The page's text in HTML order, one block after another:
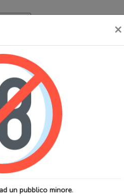
( mangaworldadult.net ); invece,
tra i due siti, quindi non
×
un pubblico minore.
Rewind, Collapse and See You
지고다시봐요, Incidenti in Diretta
Seinen
Artista:
Rodong
Stato:
Anno di uscita:2019